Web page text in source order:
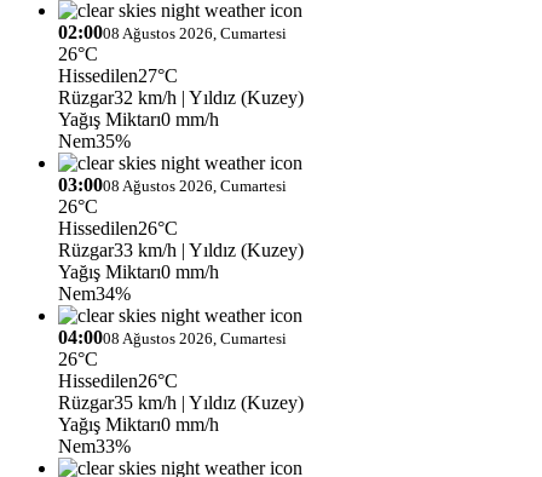
02:0008 Ağustos 2026, Cumartesi
26°C
Hissedilen27°C
Rüzgar32 km/h | Yıldız (Kuzey)
Yağış Miktarı0 mm/h
Nem35%
03:0008 Ağustos 2026, Cumartesi
26°C
Hissedilen26°C
Rüzgar33 km/h | Yıldız (Kuzey)
Yağış Miktarı0 mm/h
Nem34%
04:0008 Ağustos 2026, Cumartesi
26°C
Hissedilen26°C
Rüzgar35 km/h | Yıldız (Kuzey)
Yağış Miktarı0 mm/h
Nem33%